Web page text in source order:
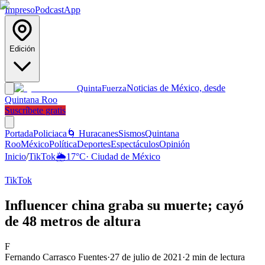
ImpresoPodcastApp
Edición
QuintaFuerzaNoticias de México, desde
Quintana Roo
Suscríbete gratis
PortadaPoliciaca 🌀 HuracanesSismosQuintana
RooMéxicoPolíticaDeportesEspectáculosOpinión
Inicio/TikTok🌦️17°C· Ciudad de México
TikTok
Influencer china graba su muerte; cayó
de 48 metros de altura
F
Fernando Carrasco Fuentes·27 de julio de 2021 ·2 min de lectura